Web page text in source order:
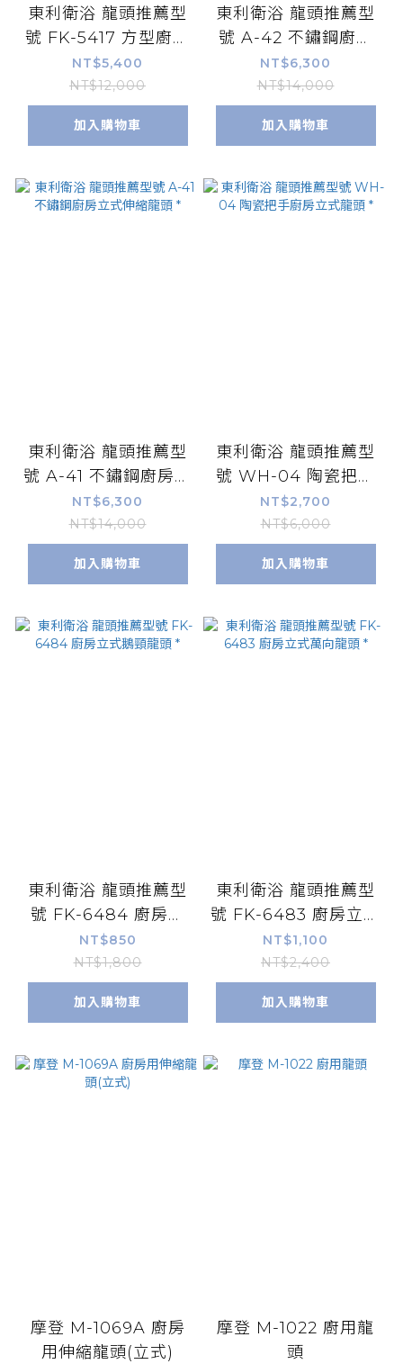
東利衛浴 龍頭推薦型
號 FK-5417 方型廚房
立式龍頭 *
NT$5,400
NT$12,000
加入購物車
東利衛浴 龍頭推薦型
號 A-42 不鏽鋼廚房
立式龍頭 *
NT$6,300
NT$14,000
加入購物車
東利衛浴 龍頭推薦型
號 A-41 不鏽鋼廚房立
式伸縮龍頭 *
NT$6,300
NT$14,000
加入購物車
東利衛浴 龍頭推薦型
號 WH-04 陶瓷把手
廚房立式龍頭 *
NT$2,700
NT$6,000
加入購物車
東利衛浴 龍頭推薦型
號 FK-6484 廚房立
式鵝頸龍頭 *
NT$850
NT$1,800
加入購物車
東利衛浴 龍頭推薦型
號 FK-6483 廚房立式
萬向龍頭 *
NT$1,100
NT$2,400
加入購物車
摩登 M-1069A 廚房
用伸縮龍頭(立式)
摩登 M-1022 廚用龍
頭